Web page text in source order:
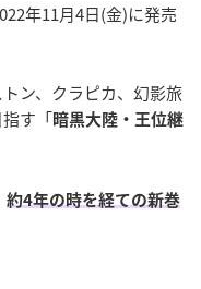
年11月4日(金)に発売
ン、クラピカ、幻影旅
す「暗黒大陸・王位継
約4年の時を経ての新巻